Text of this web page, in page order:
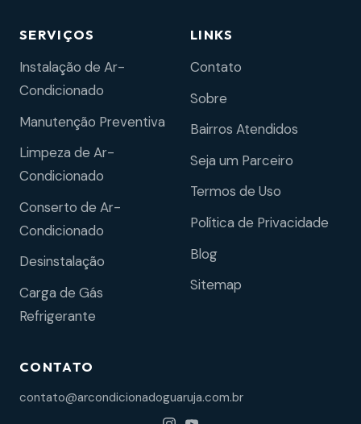
SERVIÇOS
Instalação de Ar-
Condicionado
Manutenção Preventiva
Limpeza de Ar-
Condicionado
Conserto de Ar-
Condicionado
Desinstalação
Carga de Gás
Refrigerante
LINKS
Contato
Sobre
Bairros Atendidos
Seja um Parceiro
Termos de Uso
Política de Privacidade
Blog
Sitemap
CONTATO
contato@arcondicionadoguaruja.com.br